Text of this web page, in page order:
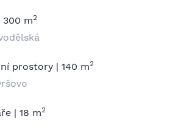
300 m2
prostory | 140 m2
| 18 m2